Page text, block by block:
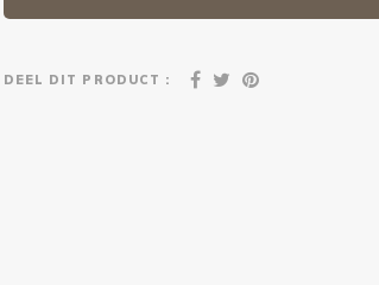
DEEL DIT PRODUCT :